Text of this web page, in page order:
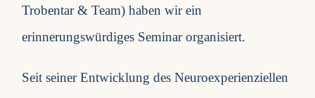
Trobentar & Team) haben wir ein
erinnerungswürdiges Seminar organisiert.
Seit seiner Entwicklung des Neuroexperienziellen